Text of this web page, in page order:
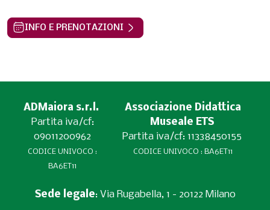
INFO E PRENOTAZIONI
ADMaiora s.r.l.
Partita iva/cf:
09011200962
CODICE UNIVOCO :
BA6ET11
Associazione Didattica
Museale ETS
Partita iva/cf: 11338450155
CODICE UNIVOCO : BA6ET11
Sede legale: Via Rugabella, 1 - 20122 Milano